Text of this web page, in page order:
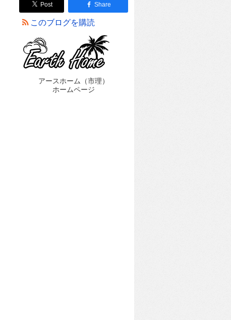
Post Share
このブログを購読
アースホーム（市理）
ホームページ